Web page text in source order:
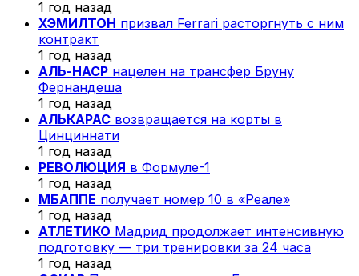
1 год назад
ХЭМИЛТОН призвал Ferrari расторгнуть с ним
контракт
1 год назад
АЛЬ-НАСР нацелен на трансфер Бруну
Фернандеша
1 год назад
АЛЬКАРАС возвращается на корты в
Цинциннати
1 год назад
РЕВОЛЮЦИЯ в Формуле-1
1 год назад
МБАППЕ получает номер 10 в «Реале»
1 год назад
АТЛЕТИКО Мадрид продолжает интенсивную
подготовку — три тренировки за 24 часа
1 год назад